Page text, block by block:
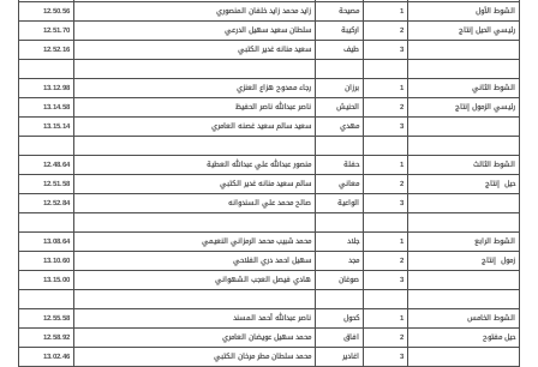
الشوط الأول
1 مصيحة زايد محمد زايد خلفان المنصوري
12.50.56
رئيسي الحيل إنتاج
2 اركيبة سلطان سعيد سهيل الدرعي
12.51.70
3
طيف سعيد منانه غدير الكتبي 12.52.16
الشوط الثاني 1 برزان رجاء ممدوح هزاع العنزي
13.12.98
رئيسي الزمول إنتاج
2 الحنيش ناصر عبدالله ناصر الحفيظ
13.14.58
3
مهدي سعيد سالم سعيد غصنه العامري 13.15.14
الشوط الثالث 1 حفلة منصور عبدالله علي عبدالله العطية
12.48.64
حيل إنتاج
2 معاني سالم سعيد منانه غدير الكتبي
12.51.58
3
الواعية صالح محمد علي السندوانه 12.52.84
الشوط الرابع 1 جلاد محمد شبيب محمد الرمزاني النعيمي
13.08.64
زمول إنتاج
2 مجد سهيل احمد دري الفلاحي
13.10.60
3
صوغان هادي فيصل العجب الشهواني 13.15.00
الشوط الخامس 1 كحول ناصر عبدالله أحمد المسند
12.55.58
حيل مفتوح
2 افاق محمد سهيل عويضان العامري
12.58.92
3
اغادير محمد سلطان مطر مرخان الكتبي 13.02.46